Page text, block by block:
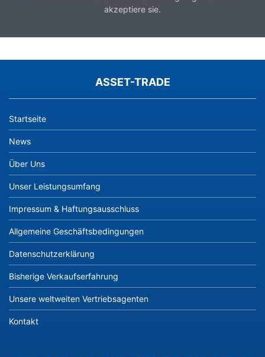
akzeptiere sie.
ASSET-TRADE
Startseite
News
Über Uns
Unser Leistungsumfang
Impressum & Haftungsausschluss
Allgemeine Geschäftsbedingungen
Datenschutzerklärung
Bisherige Verkaufserfahrung
Unsere weltweiten Vertriebsagenten
Kontakt